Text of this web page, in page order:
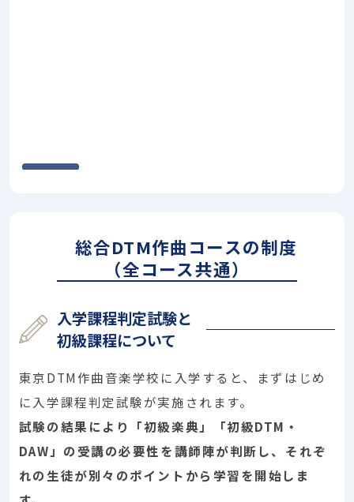
総合DTM作曲コースの制度
（全コース共通）
入学課程判定試験と
初級課程について
東京DTM作曲音楽学校に入学すると、まずはじめ
に入学課程判定試験が実施されます。
試験の結果により「初級楽典」「初級DTM・
DAW」の受講の必要性を講師陣が判断し、それぞ
れの生徒が別々のポイントから学習を開始しま